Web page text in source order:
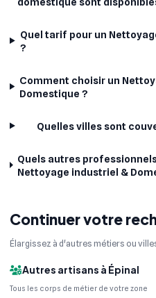
Quel tarif pour un
?
Comment choisir un
Domestique ?
Quelles villes sont
Quels autres
Nettoyage industriel &
Continuer votre
Élargissez à d'autres métiers ou
Autres artisans à Épinal
Tous les corps de métier de votre zone